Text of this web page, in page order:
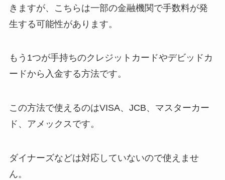
きますが、こちらは一部の金融機関で手数料が発
生する可能性があります。
もう1つが手持ちのクレジットカードやデビッドカ
ードから入金する方法です。
この方法で使えるのはVISA、JCB、マスターカー
ド、アメックスです。
ダイナーズなどは対応していないので使えませ
ん。